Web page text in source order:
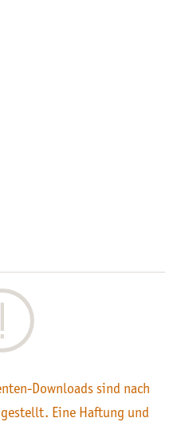
Downloads sind nach
Eine Haftung und